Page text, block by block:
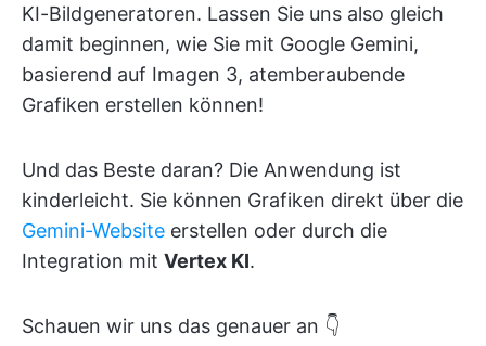
KI-Bildgeneratoren. Lassen Sie uns also gleich
damit beginnen, wie Sie mit Google Gemini,
basierend auf Imagen 3, atemberaubende
Grafiken erstellen können!
Und das Beste daran? Die Anwendung ist
kinderleicht. Sie können Grafiken direkt über die
Gemini-Website erstellen oder durch die
Integration mit Vertex KI.
Schauen wir uns das genauer an 👇